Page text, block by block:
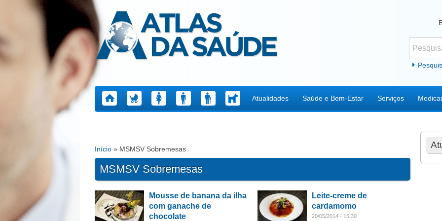
Atlas da Saúde
Atualidades Saúde e Bem-Estar Serviços
Está aqui
Início » MSMSV Sobremesas
MSMSV Sobremesas
Mousse de banana da ilha
com ganache de
chocolate
Leite-creme de
cardamomo
20/05/2014 - 15:30
Páginas